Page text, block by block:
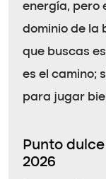
energía, pero
dominio de la
que buscas
es el camino;
para jugar
Punto
2026